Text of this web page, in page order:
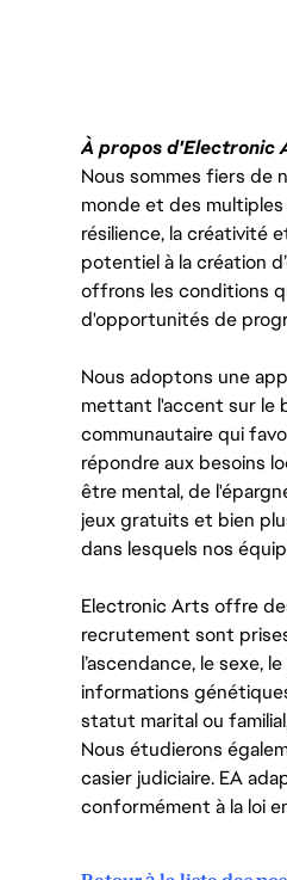
À propos d'Electronic
Nous sommes fiers de
monde et des multiples
résilience, la créativité
potentiel à la création
offrons les conditions
d'opportunités de
Nous adoptons une
mettant l'accent sur le
communautaire qui
répondre aux besoins
être mental, de
jeux gratuits et bien
dans lesquels nos
Electronic Arts offre
recrutement sont
l’ascendance, le sexe,
informations
statut marital ou
Nous étudierons
casier judiciaire. EA
conformément à la loi